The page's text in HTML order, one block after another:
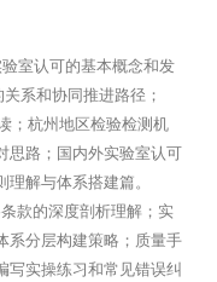
室认可的基本概念和发
系和协同推进路径；
；杭州地区检验检测机
思路；国内外实验室认可
解与体系搭建篇。
款的深度剖析理解；实
系分层构建策略；质量手
写实操练习和常见错误纠